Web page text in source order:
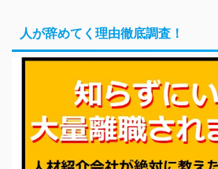
人が辞めてく理由徹底調査！